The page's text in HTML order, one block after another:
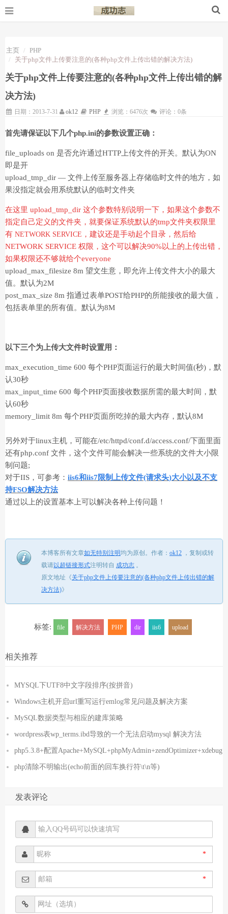
主页
PHP
关于php文件上传要注意的(各种php文件上传出错的解决方法)
关于php文件上传要注意的(各种php文件上传出错的解
决方法)
日期：2013-7-31 ok12 PHP 浏览：6476次 评论：0条
首先请保证以下几个php.ini的参数设置正确：
file_uploads on 是否允许通过HTTP上传文件的开关。默认为ON
即是开
upload_tmp_dir — 文件上传至服务器上存储临时文件的地方，如
果没指定就会用系统默认的临时文件夹
在这里 upload_tmp_dir 这个参数特别说明一下，如果这个参数不
指定自己定义的文件夹，就要保证系统默认的tmp文件夹权限里
有 NETWORK SERVICE ，建议还是手动起个目录，然后给
NETWORK SERVICE 权限，这个可以解决90%以上的上传出错，
如果权限还不够就给个everyone
upload_max_filesize 8m 望文生意，即允许上传文件大小的最大
值。默认为2M
post_max_size 8m 指通过表单POST给PHP的所能接收的最大值，
包括表单里的所有值。默认为8M
以下三个为上传大文件时设置用：
max_execution_time 600 每个PHP页面运行的最大时间值(秒)，默
认30秒
max_input_time 600 每个PHP页面接收数据所需的最大时间，默
认60秒
memory_limit 8m 每个PHP页面所吃掉的最大内存，默认8M
另外对于linux主机，可能在/etc/httpd/conf.d/access.conf/下面里面
还有php.conf 文件，这个文件可能会解决一些系统的文件大小限
制问题;
对于IIS，可参考： iis6和iis7限制上传文件(请求头)大小以及不支
持FSO解决方法
通过以上的设置基本上可以解决各种上传问题！
本博客所有文章如无特别注明均为原创。 作者： ok12 ， 复制或转
载请以超链接形式注明转自 成功志 。
原文地址《关于php文件上传要注意的(各种php文件上传出错的解
决方法)》
标签: file 解决方法 PHP dir iis6 upload
相关推荐
MYSQL下UTF8中文字段排序(按拼音)
Windows主机开启url重写运行emlog常见问题及解决方案
MySQL数据类型与相应的建库策略
wordpress表wp_terms.ibd​导致的一个无法启动mysql 解决方法
php5.3.8+配置Apache+MySQL+phpMyAdmin+zendOptimizer+xdebug
php清除不明输出(echo前面的回车换行符\t\n等)
发表评论
*
*